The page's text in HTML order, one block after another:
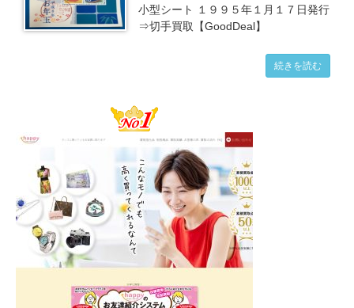
小型シート １９９５年１月１７日発行
⇒切手買取【GoodDeal】
続きを読む